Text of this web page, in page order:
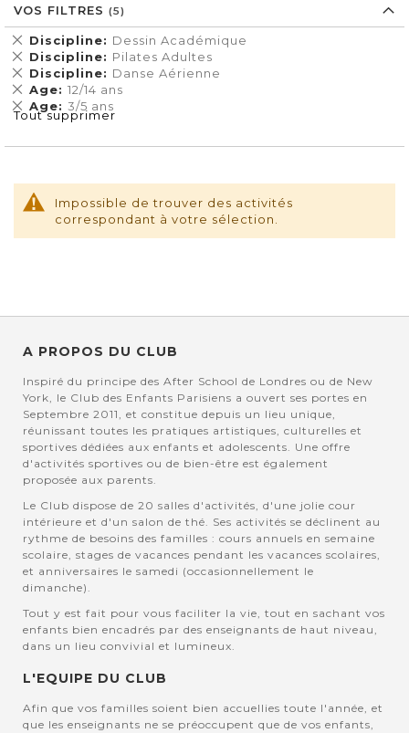
Impossible de trouver des activités
correspondant à votre sélection.
VOS FILTRES
Discipline Dessin Académique
Supprimer
cet
Élément
Discipline Pilates Adultes
Supprimer
cet
Élément
Discipline Danse Aérienne
Supprimer
cet
Élément
Age 12/14 ans
Supprimer
cet
Élément
Age 3/5 ans
Supprimer
cet
Tout supprimer
A PROPOS DU CLUB
Inspiré du principe des After School de Londres ou de New
York, le Club des Enfants Parisiens a ouvert ses portes en
Septembre 2011, et constitue depuis un lieu unique,
réunissant toutes les pratiques artistiques, culturelles et
sportives dédiées aux enfants et adolescents. Une offre
d'activités sportives ou de bien-être est également
proposée aux parents.
Le Club dispose de 20 salles d'activités, d'une jolie cour
intérieure et d'un salon de thé. Ses activités se déclinent au
rythme de besoins des familles : cours annuels en semaine
scolaire, stages de vacances pendant les vacances scolaires,
et anniversaires le samedi (occasionnellement le
dimanche).
Tout y est fait pour vous faciliter la vie, tout en sachant vos
enfants bien encadrés par des enseignants de haut niveau,
dans un lieu convivial et lumineux.
L'EQUIPE DU CLUB
Afin que vos familles soient bien accuellies toute l'année, et
que les enseignants ne se préoccupent que de vos enfants,